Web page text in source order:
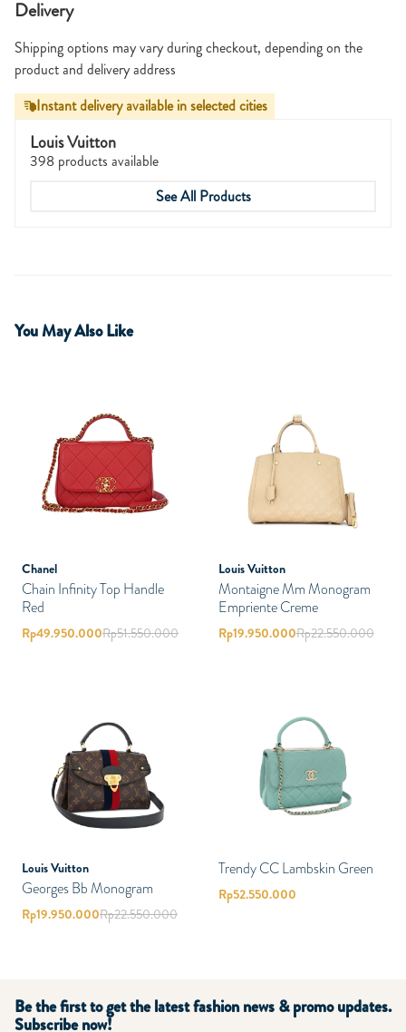
Delivery
Shipping options may vary during checkout, depending on the
product and delivery address
Instant delivery available in selected cities
Louis Vuitton
398 products available
See All Products
You May Also Like
Chanel
Chain Infinity Top Handle
Red
Rp49.950.000Rp51.550.000
Louis Vuitton
Montaigne Mm Monogram
Empriente Creme
Rp19.950.000Rp22.550.000
Louis Vuitton
Georges Bb Monogram
Rp19.950.000Rp22.550.000
Trendy CC Lambskin Green
Rp52.550.000
Be the first to get the latest fashion news & promo updates.
Subscribe now!